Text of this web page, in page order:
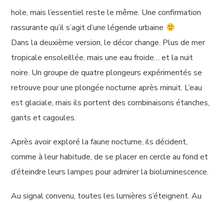
hole, mais l’essentiel reste le même. Une confirmation
rassurante qu’il s’agit d’une légende urbaine
Dans la deuxième version, le décor change. Plus de mer
tropicale ensoleillée, mais une eau froide… et la nuit
noire. Un groupe de quatre plongeurs expérimentés se
retrouve pour une plongée nocturne après minuit. L’eau
est glaciale, mais ils portent des combinaisons étanches,
gants et cagoules.
Après avoir exploré la faune nocturne, ils décident,
comme à leur habitude, de se placer en cercle au fond et
d’éteindre leurs lampes pour admirer la bioluminescence.
Au signal convenu, toutes les lumières s’éteignent. Au